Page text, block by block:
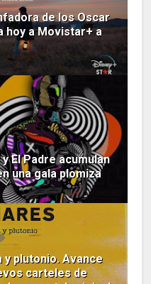
de los Oscar
hoy a Movistar+ a
El Padre acumulan
una gala plomiza
y plutonio. Avance
carteles de